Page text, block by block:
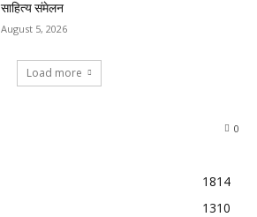
साहित्य संमेलन
August 5, 2026
Load more
0
1814
1310